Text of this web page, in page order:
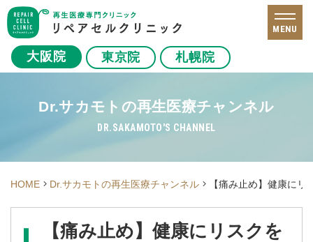
大阪院 東京院 札幌院
MENU
Dr.サカモトの再生医療チャンネル
DR.SAKAMOTO'S CHANNEL
HOME Dr.サカモトの再生医療チャンネル 【痛み止め】健康に
【痛み止め】健康にリスクを